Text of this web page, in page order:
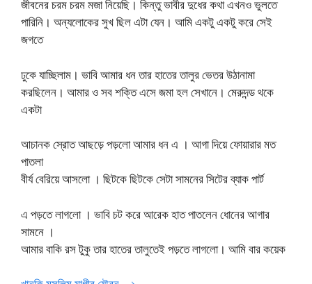
জীবনের চরম চরম মজা নিয়েছি। কিন্তু ভাবীর দুধের কথা এখনও ভুলতে
পারিনি। অন্যলোকের সুখ ছিল এটা যেন। আমি একটু একটু করে সেই
জগতে
ঢুকে যাচ্ছিলাম। ভাবি আমার ধন তার হাতের তালুর ভেতর উঠানামা
করছিলেন। আমার ও সব শক্তি এসে জমা হল সেখানে। মেরুদন্ড থকে
একটা
আচানক স্রোত আছড়ে পড়লো আমার ধন এ । আগা দিয়ে ফোয়ারার মত
পাতলা
বীর্য বেরিয়ে আসলো । ছিটকে ছিটকে সেটা সামনের সিটের ব্যাক পার্ট
এ পড়তে লাগলো । ভাবি চট করে আরেক হাত পাতলেন ধোনের আগার
সামনে ।
আমার বাকি রস টুকু তার হাতের তালুতেই পড়তে লাগলো। আমি বার কয়েক